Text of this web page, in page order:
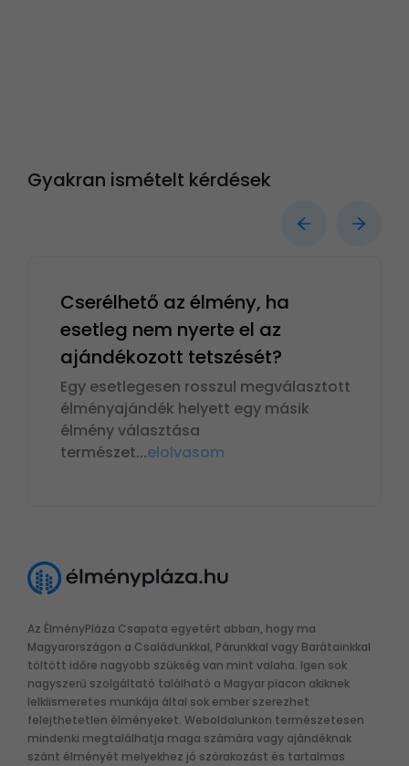
Gyakran ismételt kérdések
Cserélhető az élmény, ha
esetleg nem nyerte el az
ajándékozott tetszését?
Egy esetlegesen rosszul megválasztott
élményajándék helyett egy másik
élmény választása
természet...elolvasom
Az ÉlményPláza Csapata egyetért abban, hogy ma
Magyarországon a Családunkkal, Párunkkal vagy Barátainkkal
töltött időre nagyobb szükség van mint valaha. Igen sok
nagyszerű szolgáltató található a Magyar piacon akiknek
lelkiismeretes munkája által sok ember szerezhet
felejthetetlen élményeket. Weboldalunkon természetesen
mindenki megtalálhatja maga számára vagy ajándéknak
szánt élményét melyekhez jó szórakozást és tartalmas